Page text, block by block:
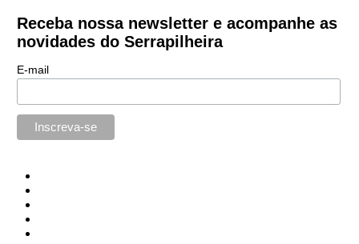
Receba nossa newsletter e acompanhe as
novidades do Serrapilheira
E-mail